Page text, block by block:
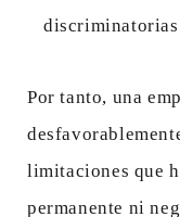
Por tanto, una
limitaciones que
permanente ni